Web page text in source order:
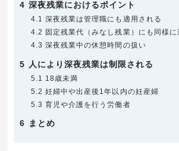
4 深夜残業におけるポイント
4.1 深夜残業は管理職にも適用される
4.2 固定残業代（みなし残業）にも同様に
4.3 深夜残業中の休憩時間の扱い
5 人により深夜残業は制限される
5.1
18歳未満
5.2 妊婦中や出産後1年以内の妊産婦
5.3 育児や介護を行う労働者
6 まとめ